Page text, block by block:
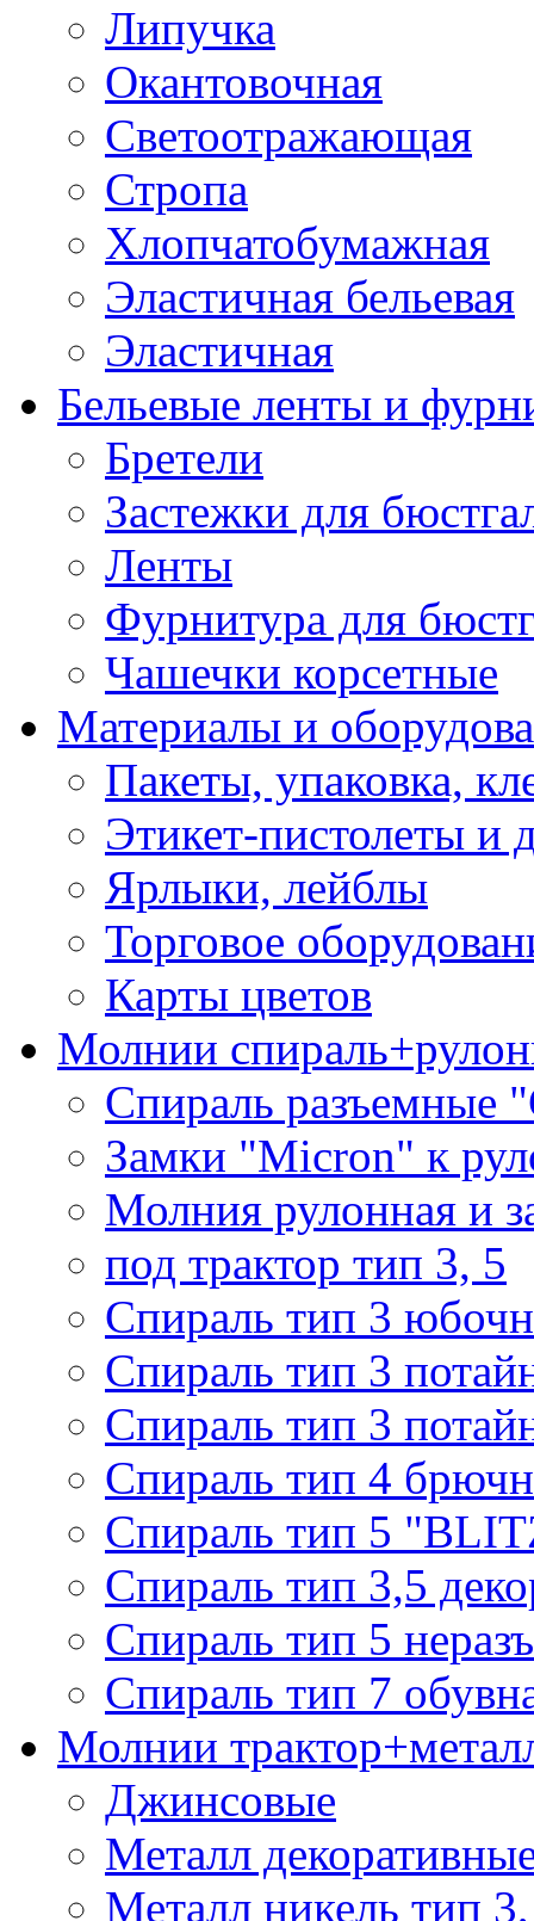
Липучка
Окантовочная
Светоотражающая
Стропа
Хлопчатобумажная
Эластичная бельевая
Эластичная
Бельевые ленты и
Бретели
Застежки для
Ленты
Фурнитура для
Чашечки корсетные
Материалы и
Пакеты, упаковка,
Этикет-пистолеты и
Ярлыки, лейблы
Торговое
Карты цветов
Молнии
Спираль разъемные
Замки "Micron" к
Молния рулонная и
под трактор тип 3, 5
Спираль тип 3
Спираль тип 3
Спираль тип 3
Спираль тип 4
Спираль тип 5
Спираль тип 3,5
Спираль тип 5
Спираль тип 7
Молнии
Джинсовые
Металл
Металл никель тип